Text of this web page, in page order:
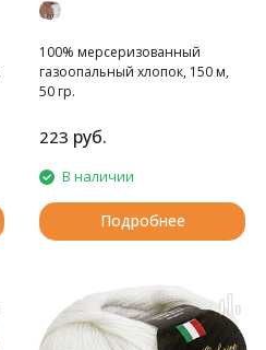
100% мерсеризованный
газоопальный хлопок, 150 м,
50 гр.
223 руб.
В наличии
Подробнее